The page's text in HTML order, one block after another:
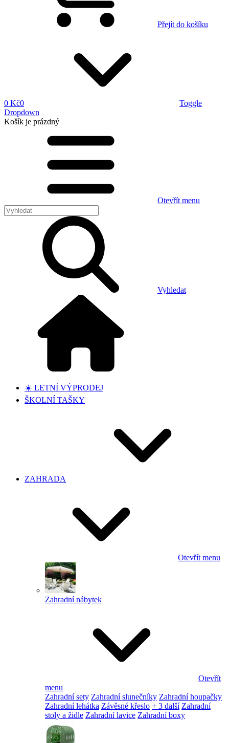
Přejít do košíku
0 Kč0
Toggle
Dropdown
Košík je prázdný
Otevřít menu
Vyhledat
☀️ LETNÍ VÝPRODEJ
ŠKOLNÍ TAŠKY
ZAHRADA
Otevřít menu
Zahradní nábytek
Otevřít
menu
Zahradní sety Zahradní slunečníky Zahradní houpačky
Zahradní lehátka Závěsné křeslo + 3 další Zahradní
stoly a židle Zahradní lavice Zahradní boxy